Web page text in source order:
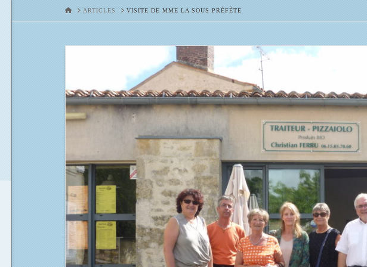
HOMEARTICLES VISITE DE MME LA SOUS-PRÉFÈTE